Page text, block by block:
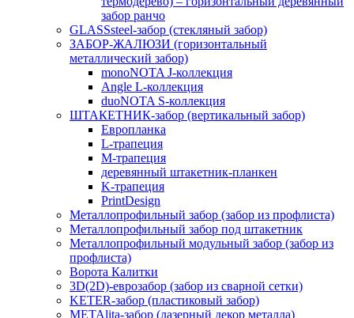
забор ранчо
GLASSsteel-забор (стекляный забор)
ЗАБОР-ЖАЛЮЗИ (горизонтальный
металлический забор)
monoNOTA J-коллекция
Angle L-коллекция
duoNOTA S-коллекция
ШТАКЕТНИК-забор (вертикальный забор)
Европланка
L-трапеция
M-трапеция
деревянный штакетник-планкен
K-трапеция
PrintDesign
Металлопрофильный забор (забор из профлиста)
Металлопрофильный забор под штакетник
Металлопрофильный модульный забор (забор из
профлиста)
Ворота Калитки
3D(2D)-еврозабор (забор из сварной сетки)
KETER-забор (пластиковый забор)
METAlita-забор (лaзерный декор металла)